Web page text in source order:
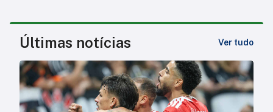
Últimas notícias Ver tudo